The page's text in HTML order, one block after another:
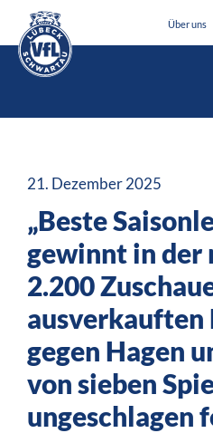
Über uns
21. Dezember 2025
„Beste
gewinnt in der
2.200
ausverkauften
gegen Hagen
von sieben
ungeschlagen